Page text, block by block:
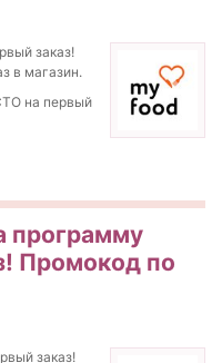
заказ!
в магазин.
на первый
программу
Промокод по
заказ!